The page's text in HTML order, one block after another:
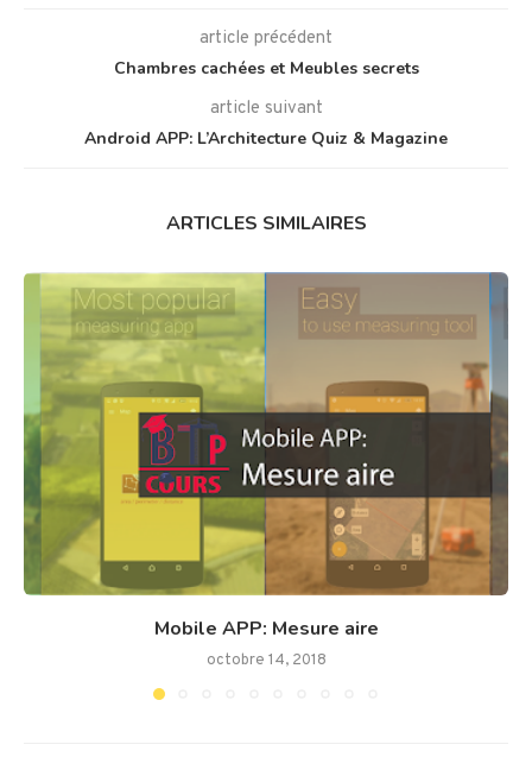
article précédent
Chambres cachées et Meubles secrets
article suivant
Android APP: L’Architecture Quiz & Magazine
ARTICLES SIMILAIRES
Mobile APP: Mesure aire
octobre 14, 2018